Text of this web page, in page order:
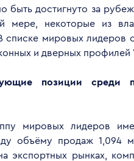
быть достигнуто за
мере, некоторые из
списке мировых лидеров
и дверных профилей
позиции среди
мировых лидеров
объёму продаж 1,094
экспортных рынках,